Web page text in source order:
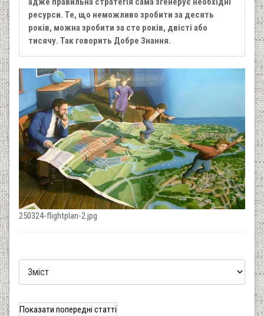
ресурси. Те, що неможливо зробити за десять
років, можна зробити за сто років, двісті або
тисячу. Так говорить Добре Знання.
250324-flightplan-2.jpg
Показати попередні статті